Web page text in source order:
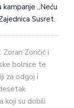
„Neću
Susret.
Zoričić i
bolnice te
za odgoj i
koji su dobili